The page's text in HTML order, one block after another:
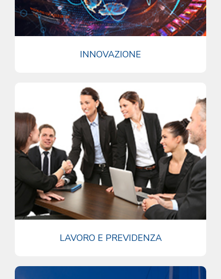
INNOVAZIONE
LAVORO E PREVIDENZA